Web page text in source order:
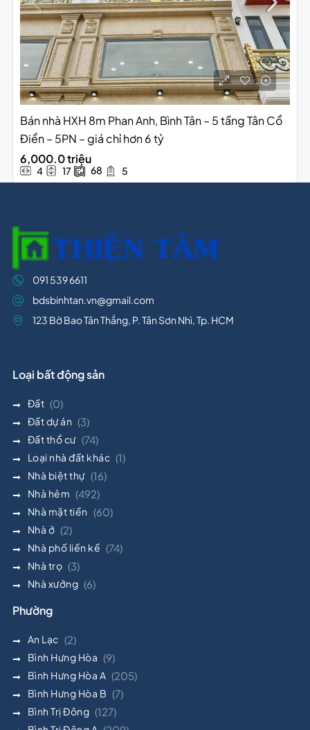
Bán nhà HXH 8m Phan Anh, Bình Tân – 5 tầng Tân Cổ
Điển – 5PN – giá chỉ hơn 6 tỷ
6,000.0 triệu
4 17 68 5
091 539 6611
bdsbinhtan.vn@gmail.com
123 Bờ Bao Tân Thắng, P. Tân Sơn Nhì, Tp. HCM
Loại bất động sản
Đất (0)
Đất dự án (3)
Đất thổ cư (74)
Loại nhà đất khác (1)
Nhà biệt thự (16)
Nhà hẻm (492)
Nhà mặt tiền (60)
Nhà ở (2)
Nhà phố liền kề (74)
Nhà trọ (3)
Nhà xưởng (6)
Phường
An Lạc (2)
Bình Hưng Hòa (9)
Bình Hưng Hòa A (205)
Bình Hưng Hòa B (7)
Bình Trị Đông (127)